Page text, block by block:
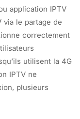
application IPTV
via le partage de
correctement
utilisent la 4G
IPTV ne
plusieurs